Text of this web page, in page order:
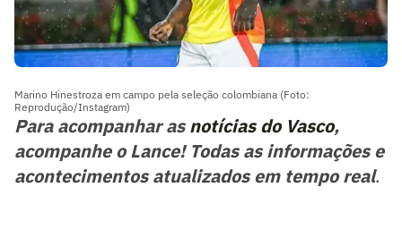
Marino Hinestroza em campo pela seleção colombiana (Foto:
Reprodução/Instagram)
Para acompanhar asnotícias do Vasco,
acompanhe o Lance! Todas as informações e
acontecimentos atualizados em tempo real.